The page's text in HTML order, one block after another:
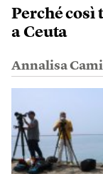
Perché così
a Ceuta
Annalisa